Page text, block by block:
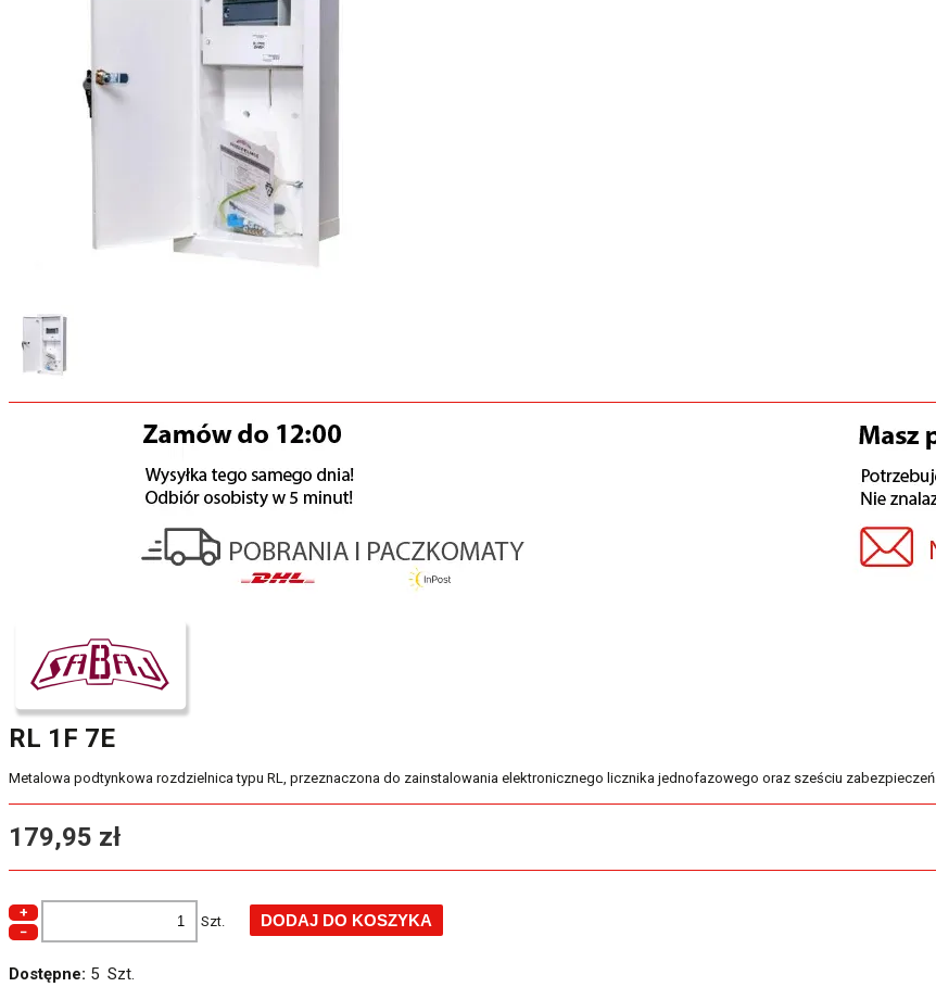
RL 1F 7E
Metalowa podtynkowa rozdzielnica typu RL, przeznaczona do zainstalowania elektronicznego licznika jednofazowego oraz sześciu zabezpieczeń.
179,95 zł
+
−
Szt.
Dostępne: 5 Szt.